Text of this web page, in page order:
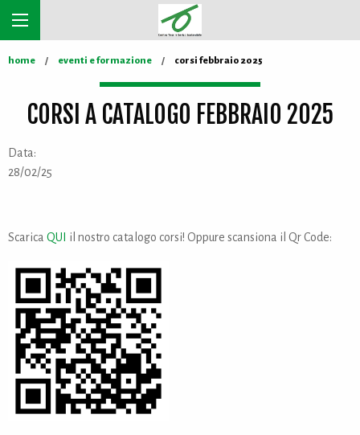
home eventi e formazione corsi febbraio 2025
CORSI A CATALOGO FEBBRAIO 2025
Data:
28/02/25
Scarica QUI il nostro catalogo corsi! Oppure scansiona il Qr Code: